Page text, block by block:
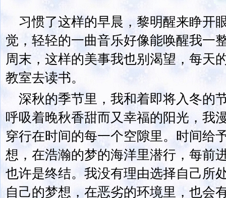
习惯了这样的早晨，黎明醒来睁开
觉，轻轻的一曲音乐好像能唤醒我一
周末，这样的美事我也别渴望，每天
教室去读书。
深秋的季节里，我和着即将入冬的
呼吸着晚秋香甜而又幸福的阳光，我
穿行在时间的每一个空隙里。时间给
想，在浩瀚的梦的海洋里潜行，每前
也许是终结。我没有理由选择自己所
自己的梦想，在恶劣的环境里，也会